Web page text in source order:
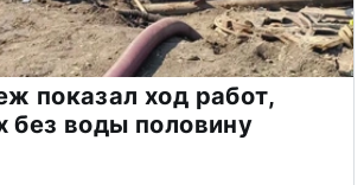
показал ход работ,
без воды половину